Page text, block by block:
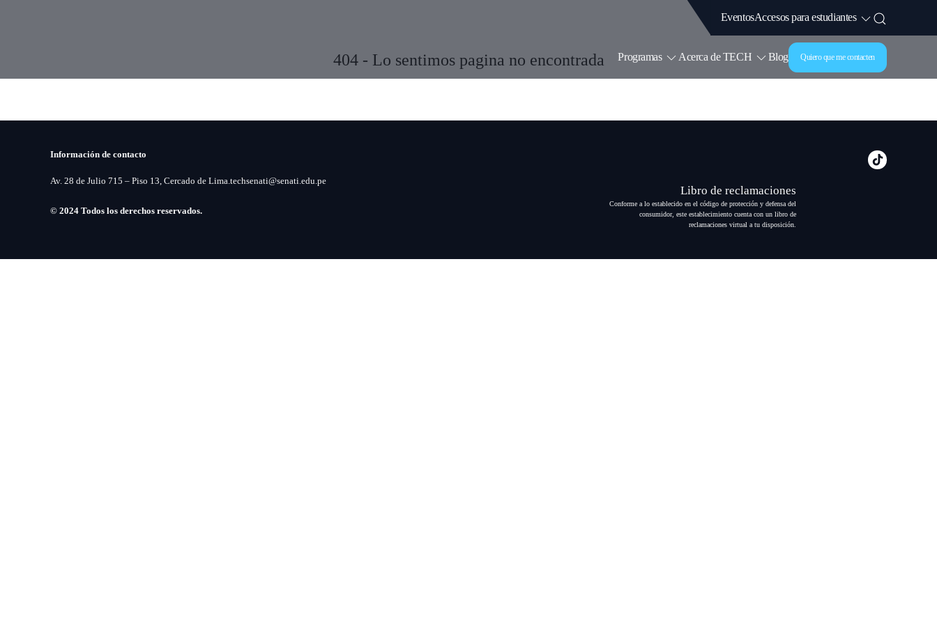
EventosAccesos para estudiantes
Programas Acerca de TECH Blog Quiero que me contacten
404 - Lo sentimos pagina no encontrada
Información de contacto
Av. 28 de Julio 715 – Piso 13, Cercado de Lima.techsenati@senati.edu.pe
© 2024 Todos los derechos reservados.
Libro de reclamaciones
Conforme a lo establecido en el código de protección y defensa del
consumidor, este establecimiento cuenta con un libro de
reclamaciones virtual a tu disposición.